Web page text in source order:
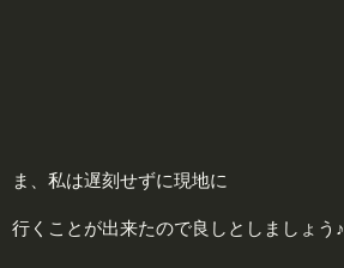
ま、私は遅刻せずに現地に
行くことが出来たので良しとしましょう♪